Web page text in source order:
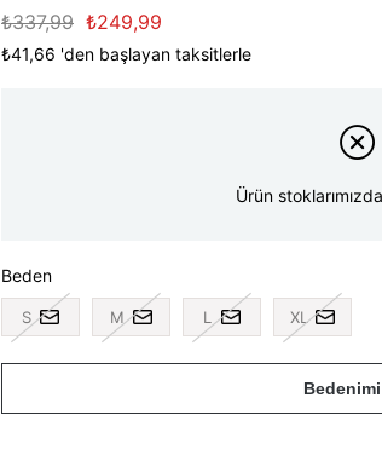
₺337,99 ₺249,99
₺41,66 'den başlayan taksitlerle
Ürün
Beden
S M L XL